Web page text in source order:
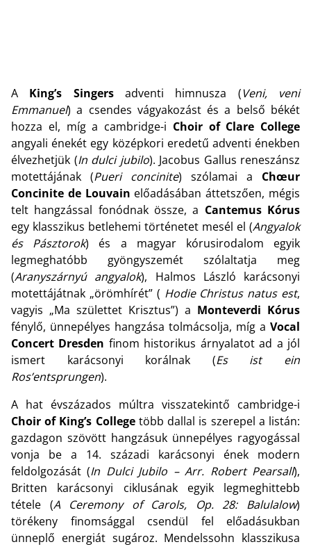
A King’s Singersadventi himnusza (Veni, veni
Emmanuel) a csendes vágyakozást és a belső békét
hozza el, míg a cambridge-i Choir of Clare College
angyali énekét egy középkori eredetű adventi énekben
élvezhetjük (In dulci jubilo). Jacobus Gallus reneszánsz
motettájának (Pueri concinite) szólamai a Chœur
Concinite de Louvain előadásában áttetszően, mégis
telt hangzással fonódnak össze, a Cantemus Kórus
egy klasszikus betlehemi történetet mesél el (Angyalok
és Pásztorok) és a magyar kórusirodalom egyik
legmeghatóbb gyöngyszemét szólaltatja meg
(Aranyszárnyú angyalok), Halmos László karácsonyi
motettájátnak „örömhírét” ( Hodie Christus natus est,
vagyis „Ma születtet Krisztus”) a Monteverdi Kórus
fénylő, ünnepélyes hangzása tolmácsolja, míg a Vocal
Concert Dresden finom historikus árnyalatot ad a jól
ismert karácsonyi korálnak (Es ist ein
Ros’entsprungen).
A hat évszázados múltra visszatekintő cambridge-i
Choir of King’s College több dallal is szerepel a listán:
gazdagon szövött hangzásuk ünnepélyes ragyogással
vonja be a 14. századi karácsonyi ének modern
feldolgozását (In Dulci Jubilo – Arr. Robert Pearsall),
Britten karácsonyi ciklusának egyik legmeghittebb
tétele (A Ceremony of Carols, Op. 28: Balulalow)
törékeny finomsággal csendül fel előadásukban
ünneplő energiát sugároz. Mendelssohn klasszikusa